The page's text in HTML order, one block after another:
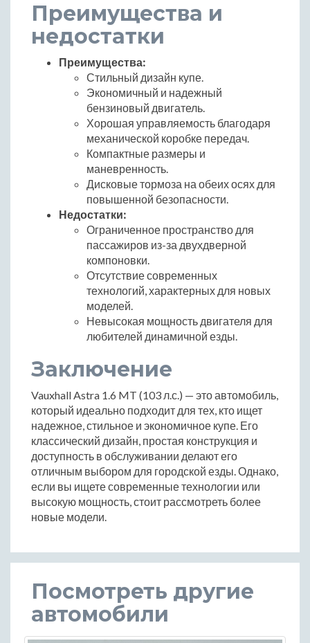
Преимущества и
недостатки
Преимущества:
Стильный дизайн купе.
Экономичный и надежный
бензиновый двигатель.
Хорошая управляемость благодаря
механической коробке передач.
Компактные размеры и
маневренность.
Дисковые тормоза на обеих осях для
повышенной безопасности.
Недостатки:
Ограниченное пространство для
пассажиров из-за двухдверной
компоновки.
Отсутствие современных
технологий, характерных для новых
моделей.
Невысокая мощность двигателя для
любителей динамичной езды.
Заключение
Vauxhall Astra 1.6 MT (103 л.с.) — это автомобиль,
который идеально подходит для тех, кто ищет
надежное, стильное и экономичное купе. Его
классический дизайн, простая конструкция и
доступность в обслуживании делают его
отличным выбором для городской езды. Однако,
если вы ищете современные технологии или
высокую мощность, стоит рассмотреть более
новые модели.
Посмотреть другие
автомобили